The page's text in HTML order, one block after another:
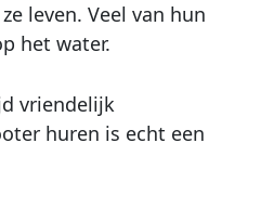
leven. Veel van hun
het water.
vriendelijk
huren is echt een